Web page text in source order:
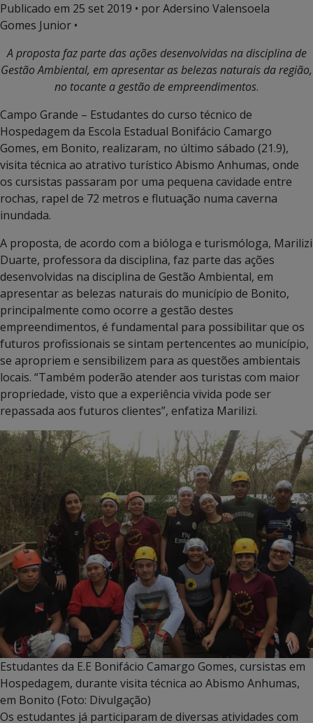
Publicado em 25 set 2019 • por Adersino Valensoela
Gomes Junior •
A proposta faz parte das ações desenvolvidas na disciplina de
Gestão Ambiental, em apresentar as belezas naturais da região,
no tocante a gestão de empreendimentos.
Campo Grande – Estudantes do curso técnico de
Hospedagem da Escola Estadual Bonifácio Camargo
Gomes, em Bonito, realizaram, no último sábado (21.9),
visita técnica ao atrativo turístico Abismo Anhumas, onde
os cursistas passaram por uma pequena cavidade entre
rochas, rapel de 72 metros e flutuação numa caverna
inundada.
A proposta, de acordo com a bióloga e turismóloga, Marilizi
Duarte, professora da disciplina, faz parte das ações
desenvolvidas na disciplina de Gestão Ambiental, em
apresentar as belezas naturais do município de Bonito,
principalmente como ocorre a gestão destes
empreendimentos, é fundamental para possibilitar que os
futuros profissionais se sintam pertencentes ao município,
se apropriem e sensibilizem para as questões ambientais
locais. “Também poderão atender aos turistas com maior
propriedade, visto que a experiência vivida pode ser
repassada aos futuros clientes”, enfatiza Marilizi.
Estudantes da E.E Bonifácio Camargo Gomes, cursistas em
Hospedagem, durante visita técnica ao Abismo Anhumas,
em Bonito (Foto: Divulgação)
Os estudantes já participaram de diversas atividades com